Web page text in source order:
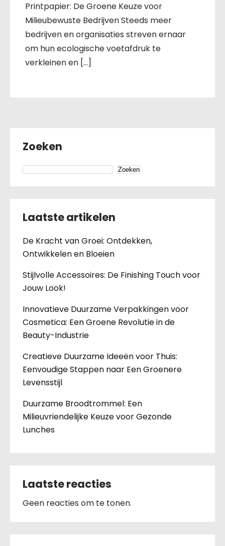
Printpapier: De Groene Keuze voor
Milieubewuste Bedrijven Steeds meer
bedrijven en organisaties streven ernaar
om hun ecologische voetafdruk te
verkleinen en […]
Zoeken
Zoeken
Laatste artikelen
De Kracht van Groei: Ontdekken,
Ontwikkelen en Bloeien
Stijlvolle Accessoires: De Finishing Touch voor
Jouw Look!
Innovatieve Duurzame Verpakkingen voor
Cosmetica: Een Groene Revolutie in de
Beauty-Industrie
Creatieve Duurzame Ideeën voor Thuis:
Eenvoudige Stappen naar Een Groenere
Levensstijl
Duurzame Broodtrommel: Een
Milieuvriendelijke Keuze voor Gezonde
Lunches
Laatste reacties
Geen reacties om te tonen.